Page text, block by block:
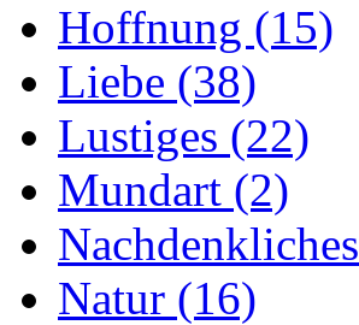
Hoffnung (15)
Liebe (38)
Lustiges (22)
Mundart (2)
Nachdenkliches
Natur (16)